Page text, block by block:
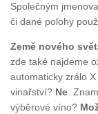
Společným
či dané polohy
Země nového
zde také najdeme
automaticky zrálo
vinařství? Ne.
výběrové víno?